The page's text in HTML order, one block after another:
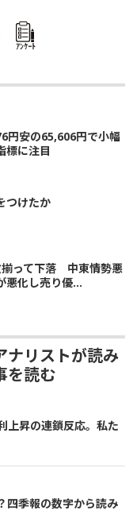
ｱﾝｹｰﾄ
円安の65,606円で小幅
に注目
つけたか
揃って下落 中東情勢悪
悪化し売り優...
ナリストが読み
を読む
上昇の連鎖反応。私た
四季報の数字から読み